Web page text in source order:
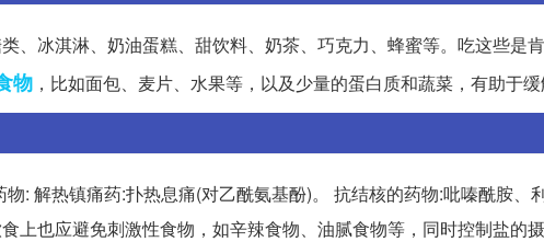
、冰淇淋、奶油蛋糕、甜饮料、奶茶、巧克力、蜂蜜等。吃这些是
物 ，比如面包、麦片、水果等，以及少量的蛋白质和蔬菜，有助于缓
: 解热镇痛药:扑热息痛(对乙酰氨基酚)。 抗结核的药物:吡嗪酰胺、
上也应避免刺激性食物，如辛辣食物、油腻食物等，同时控制盐的